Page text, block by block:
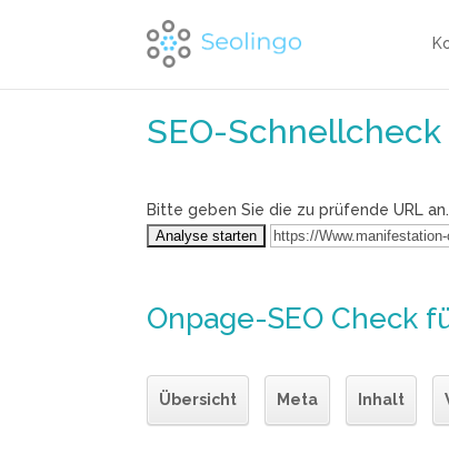
SEO-
Bitte geben Sie die zu prüfende URL an.
Onpage-SEO Check
Übersicht Meta Inhalt